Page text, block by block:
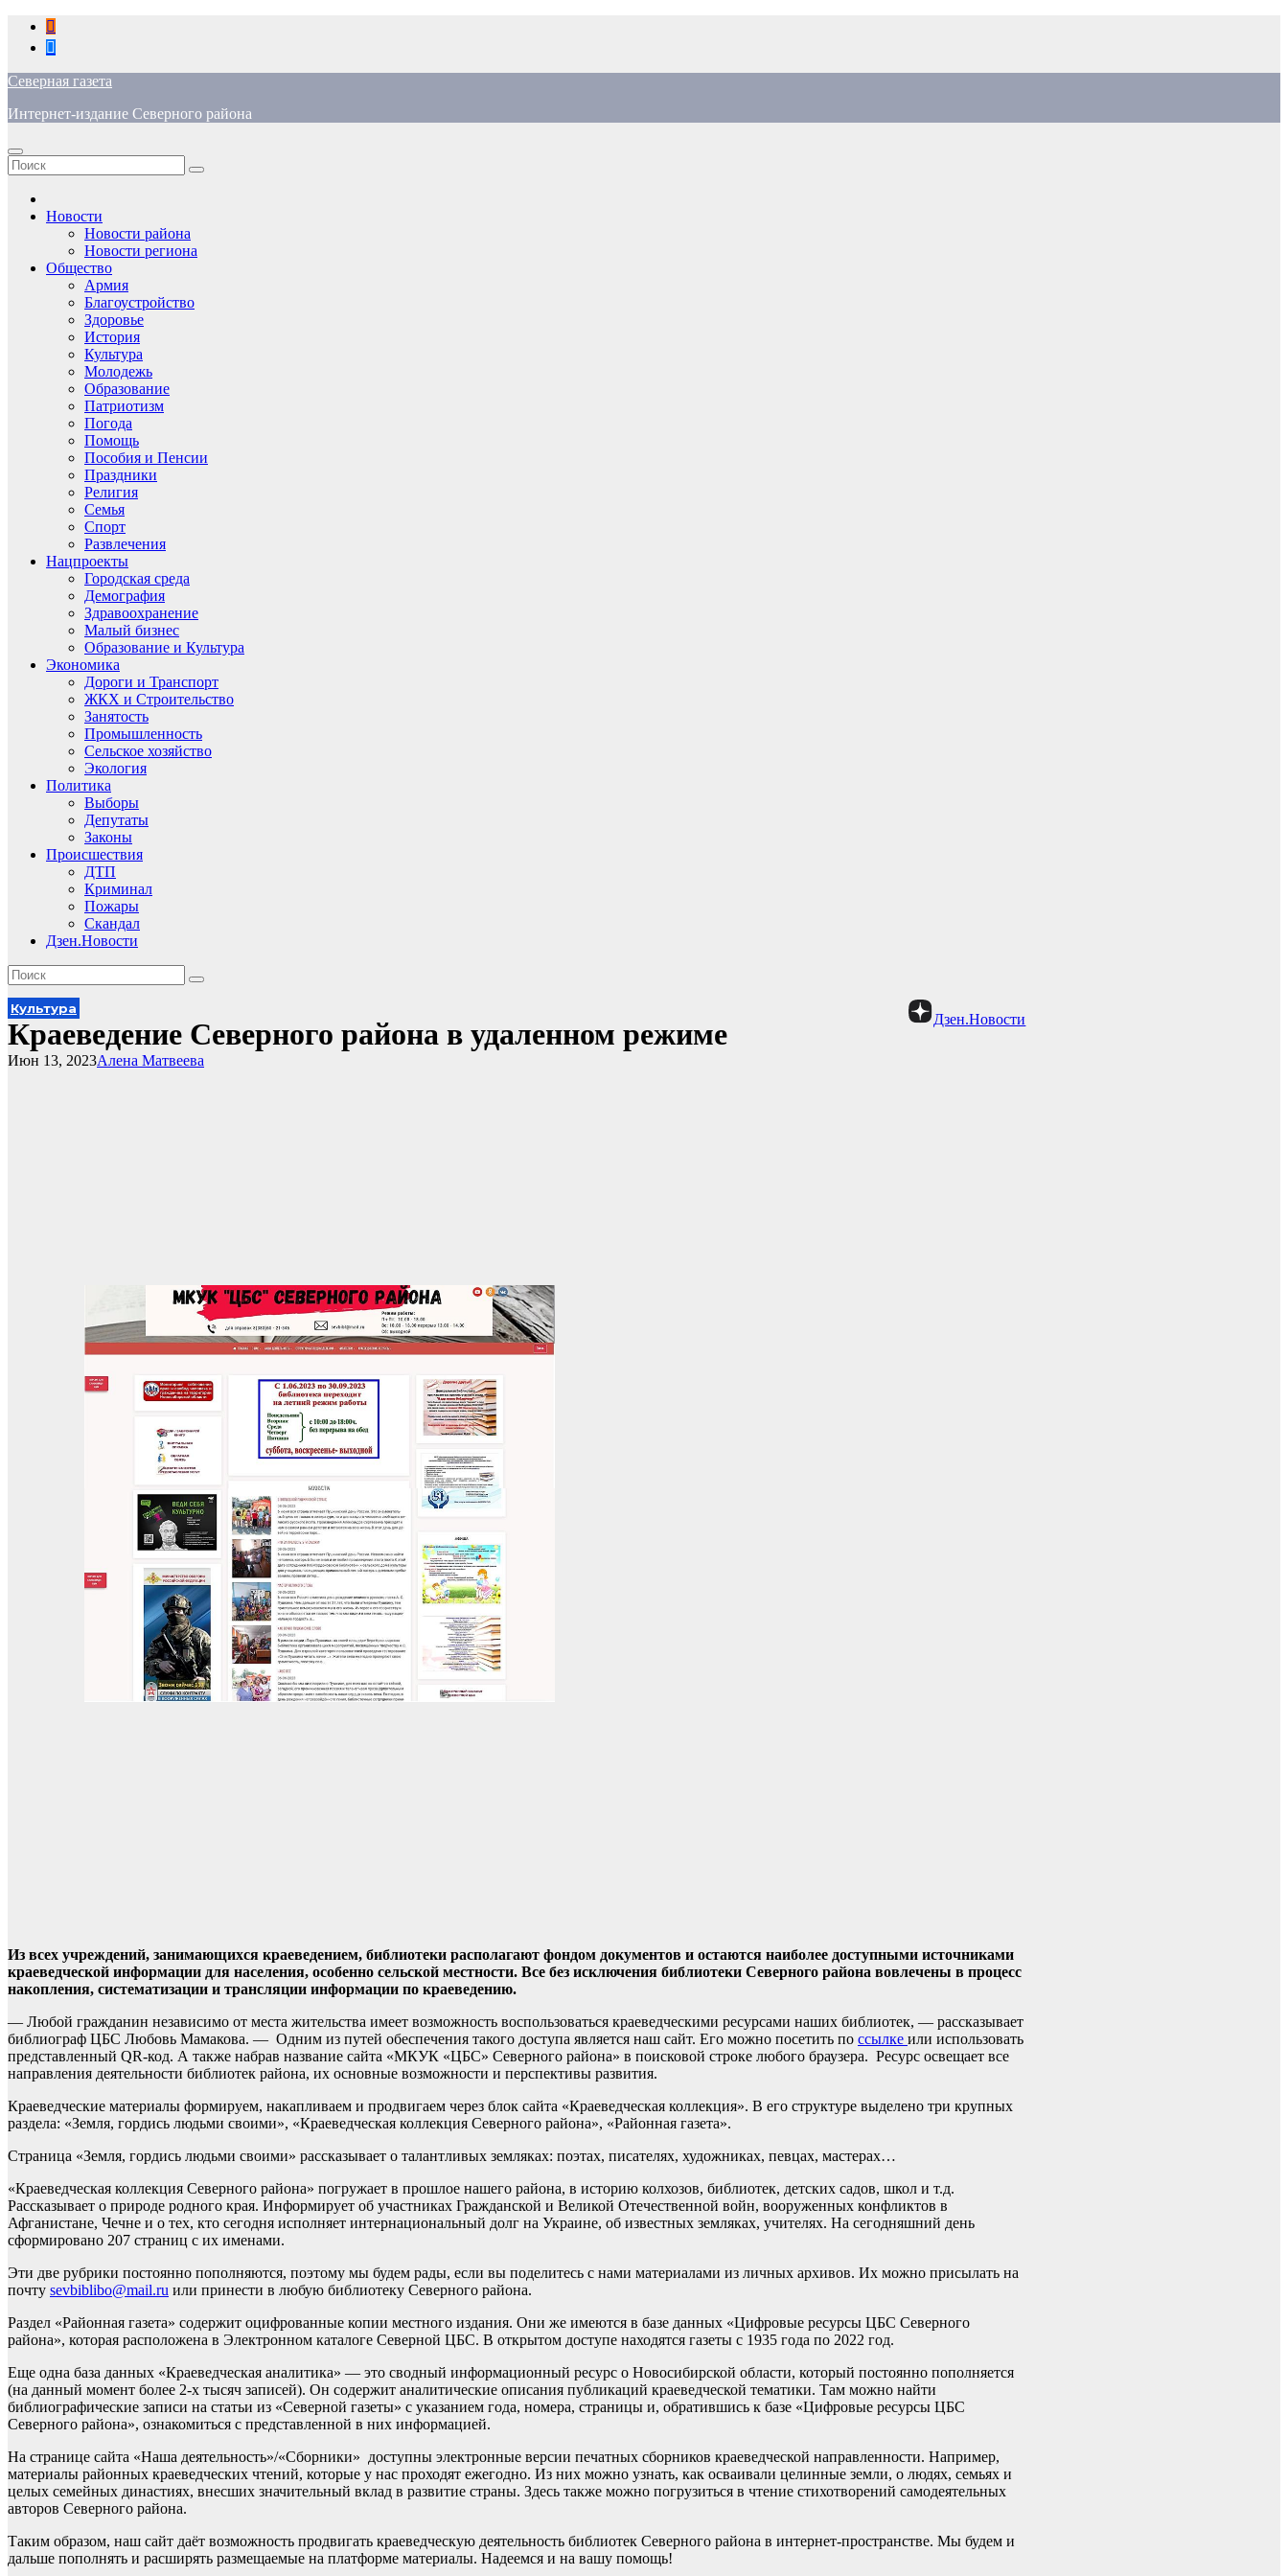
Перейти
содержимому
Северная газета
Интернет-издание Северного района
Новости
Новости района
Новости региона
Общество
Армия
Благоустройство
Здоровье
История
Культура
Молодежь
Образование
Патриотизм
Погода
Помощь
Пособия и Пенсии
Праздники
Религия
Семья
Спорт
Развлечения
Нацпроекты
Городская среда
Демография
Здравоохранение
Малый бизнес
Образование и Культура
Экономика
Дороги и Транспорт
ЖКХ и Строительство
Занятость
Промышленность
Сельское хозяйство
Экология
Политика
Выборы
Депутаты
Законы
Происшествия
ДТП
Криминал
Пожары
Скандал
Дзен.Новости
Дзен.Новости
Культура
Краеведение Северного района в удаленном режиме
Алена Матвеева
Июн 13, 2023
Из всех учреждений, занимающихся краеведением, библиотеки располагают фондом документов и остаются наиболее доступными источниками
краеведческой информации для населения, особенно сельской местности. Все без исключения библиотеки Северного района вовлечены в процесс
накопления, систематизации и трансляции информации по краеведению.
— Любой гражданин независимо от места жительства имеет возможность воспользоваться краеведческими ресурсами наших библиотек, — рассказывает
библиограф ЦБС Любовь Мамакова. — Одним из путей обеспечения такого доступа является наш сайт. Его можно посетить по ссылке или использовать
представленный QR-код. А также набрав название сайта «МКУК «ЦБС» Северного района» в поисковой строке любого браузера. Ресурс освещает все
направления деятельности библиотек района, их основные возможности и перспективы развития.
Краеведческие материалы формируем, накапливаем и продвигаем через блок сайта «Краеведческая коллекция». В его структуре выделено три крупных
раздела: «Земля, гордись людьми своими», «Краеведческая коллекция Северного района», «Районная газета».
Страница «Земля, гордись людьми своими» рассказывает о талантливых земляках: поэтах, писателях, художниках, певцах, мастерах…
«Краеведческая коллекция Северного района» погружает в прошлое нашего района, в историю колхозов, библиотек, детских садов, школ и т.д.
Рассказывает о природе родного края. Информирует об участниках Гражданской и Великой Отечественной войн, вооруженных конфликтов в
Афганистане, Чечне и о тех, кто сегодня исполняет интернациональный долг на Украине, об известных земляках, учителях. На сегодняшний день
сформировано 207 страниц с их именами.
Эти две рубрики постоянно пополняются, поэтому мы будем рады, если вы поделитесь с нами материалами из личных архивов. Их можно присылать на
почту sevbiblibo@mail.ru или принести в любую библиотеку Северного района.
Раздел «Районная газета» содержит оцифрованные копии местного издания. Они же имеются в базе данных «Цифровые ресурсы ЦБС Северного
района», которая расположена в Электронном каталоге Северной ЦБС. В открытом доступе находятся газеты с 1935 года по 2022 год.
Еще одна база данных «Краеведческая аналитика» — это сводный информационный ресурс о Новосибирской области, который постоянно пополняется
(на данный момент более 2-х тысяч записей). Он содержит аналитические описания публикаций краеведческой тематики. Там можно найти
библиографические записи на статьи из «Северной газеты» с указанием года, номера, страницы и, обратившись к базе «Цифровые ресурсы ЦБС
Северного района», ознакомиться с представленной в них информацией.
На странице сайта «Наша деятельность»/«Сборники» доступны электронные версии печатных сборников краеведческой направленности. Например,
материалы районных краеведческих чтений, которые у нас проходят ежегодно. Из них можно узнать, как осваивали целинные земли, о людях, семьях и
целых семейных династиях, внесших значительный вклад в развитие страны. Здесь также можно погрузиться в чтение стихотворений самодеятельных
авторов Северного района.
Таким образом, наш сайт даёт возможность продвигать краеведческую деятельность библиотек Северного района в интернет-пространстве. Мы будем и
дальше пополнять и расширять размещаемые на платформе материалы. Надеемся и на вашу помощь!